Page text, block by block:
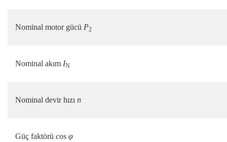
Nominal motor gücü P2
Nominal akım IN
Nominal devir hızı n
Güç faktörü cos φ